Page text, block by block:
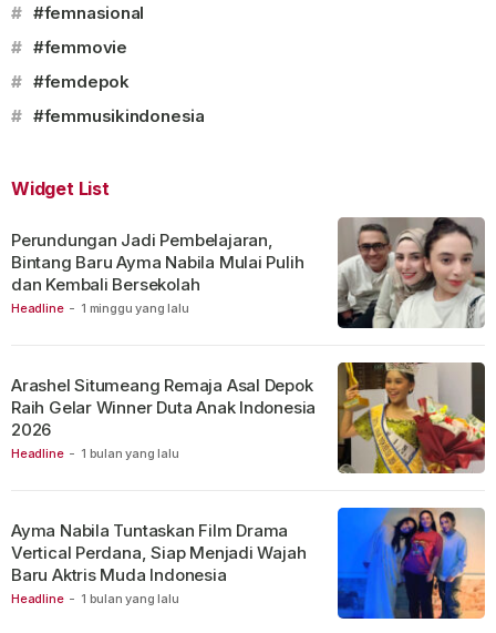
# #femnasional
# #femmovie
# #femdepok
# #femmusikindonesia
Widget List
Headline - 1 minggu yang lalu
Perundungan Jadi Pembelajaran,
Bintang Baru Ayma Nabila Mulai Pulih
dan Kembali Bersekolah
Headline - 1 bulan yang lalu
Arashel Situmeang Remaja Asal Depok
Raih Gelar Winner Duta Anak Indonesia
2026
Headline - 1 bulan yang lalu
Ayma Nabila Tuntaskan Film Drama
Vertical Perdana, Siap Menjadi Wajah
Baru Aktris Muda Indonesia